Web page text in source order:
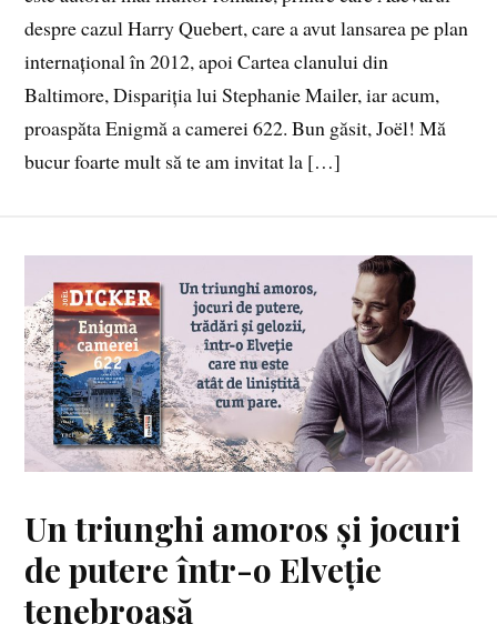
despre cazul Harry Quebert, care a avut lansarea pe plan
internațional în 2012, apoi Cartea clanului din
Baltimore, Dispariția lui Stephanie Mailer, iar acum,
proaspăta Enigmă a camerei 622. Bun găsit, Joël! Mă
bucur foarte mult să te am invitat la […]
Un triunghi amoros și jocuri
de putere într-o Elveție
tenebroasă